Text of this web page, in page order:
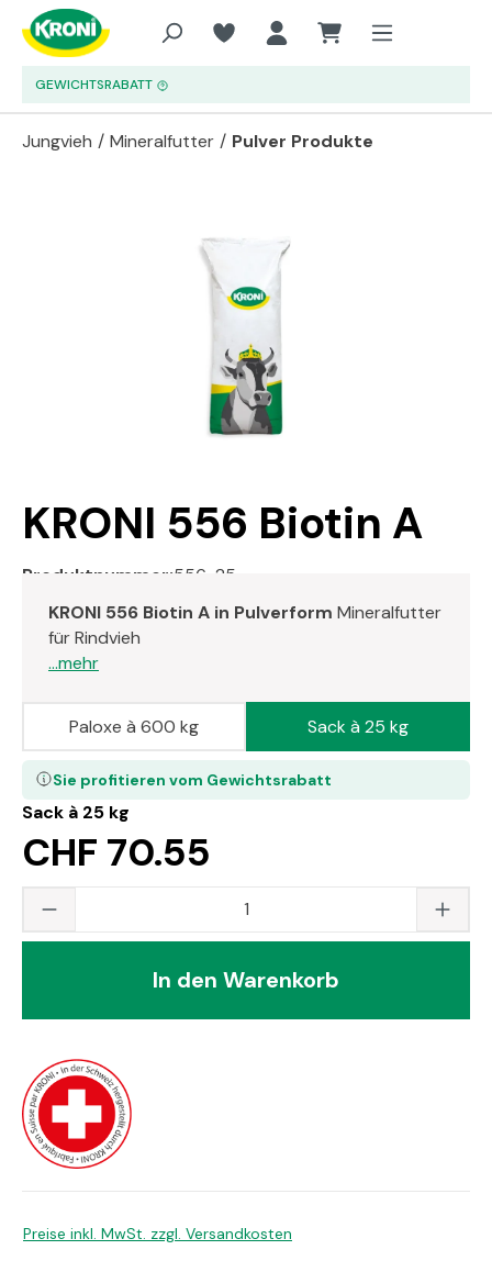
Zum Hauptinhalt springen
GEWICHTSRABATT
Jungvieh / Mineralfutter / Pulver Produkte
KRONI 556 Biotin A
Produktnummer:556-25
KRONI 556 Biotin A in Pulverform Mineralfutter
für Rindvieh
...mehr
Sack à 25 kg
CHF 70.55
Sie profitieren vom Gewichtsrabatt
Paloxe à 600 kg Sack à 25 kg
Produkt Anzahl: Gib den gewünschten
In den Warenkorb
Preise inkl. MwSt. zzgl. Versandkosten